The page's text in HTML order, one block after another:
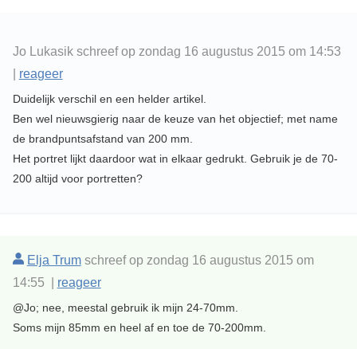
Jo Lukasik schreef op zondag 16 augustus 2015 om 14:53
reageer
Duidelijk verschil en een helder artikel.
Ben wel nieuwsgierig naar de keuze van het objectief; met name
de brandpuntsafstand van 200 mm.
Het portret lijkt daardoor wat in elkaar gedrukt. Gebruik je de 70-
200 altijd voor portretten?
Elja Trumschreef op zondag 16 augustus 2015 om
14:55 | reageer
@Jo; nee, meestal gebruik ik mijn 24-70mm.
Soms mijn 85mm en heel af en toe de 70-200mm.